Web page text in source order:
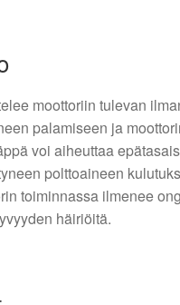
moottoriin tulevan
palamiseen ja
voi aiheuttaa
polttoaineen
toiminnassa ilmenee
häiriöitä.